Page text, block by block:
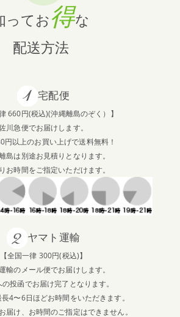
ってお 得な
配送方法
宅配便
660円(税込)(沖縄離島のぞく）】
川急便でお届けします。
円以上のお買い上げで送料無料！
島は別途お見積りとなります。
お時間をご指定いただけます。
ヤマト運輸
【全国一律 300円(税込)】
輸のメール便でお届けします。
投函でお届け完了となります。
4〜6日ほどお時間をいただきます。
届け、お時間のご指定はできません。